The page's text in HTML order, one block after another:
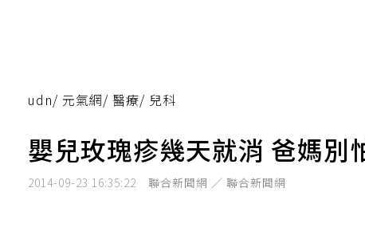
udn/ 元氣網/ 醫療/ 兒科
嬰兒玫瑰疹幾天就消 爸媽別
2014-09-23 16:35:22 聯合新聞網 ／ 聯合新聞網